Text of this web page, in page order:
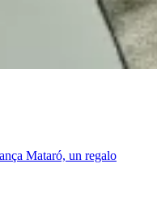
Mataró, un regalo